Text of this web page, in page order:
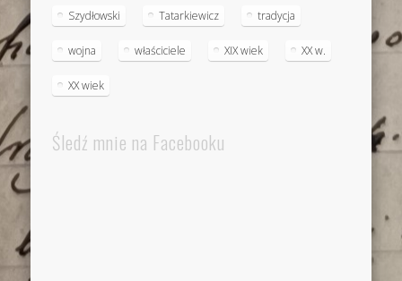
Szydłowski Tatarkiewicz tradycja
wojna właściciele XIX wiek XX w.
XX wiek
Śledź mnie na Facebooku